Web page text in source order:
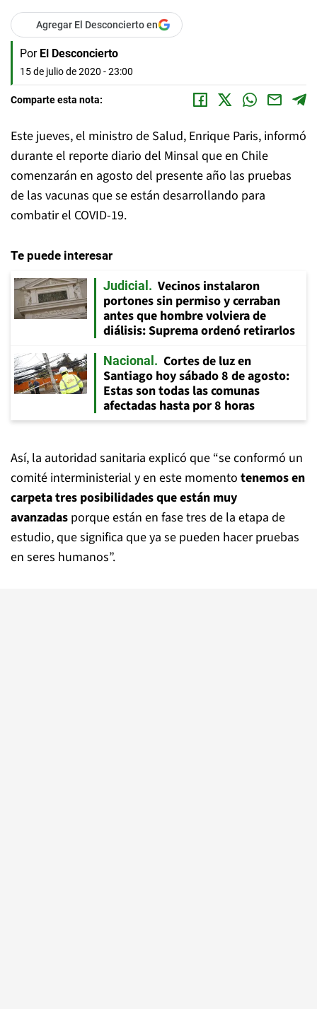
Agregar El Desconcierto en
Por El Desconcierto
15 de julio de 2020 - 23:00
Comparte esta nota:
Este jueves, el ministro de Salud, Enrique Paris, informó
durante el reporte diario del Minsal que en Chile
comenzarán en agosto del presente año las pruebas
de las vacunas que se están desarrollando para
combatir el COVID-19.
Te puede interesar
Judicial
Vecinos instalaron
portones sin permiso y cerraban
antes que hombre volviera de
diálisis: Suprema ordenó retirarlos
Nacional
Cortes de luz en
Santiago hoy sábado 8 de agosto:
Estas son todas las comunas
afectadas hasta por 8 horas
Así, la autoridad sanitaria explicó que “se conformó un
comité interministerial y en este momento tenemos en
carpeta tres posibilidades que están muy
avanzadas porque están en fase tres de la etapa de
estudio, que significa que ya se pueden hacer pruebas
en seres humanos”.